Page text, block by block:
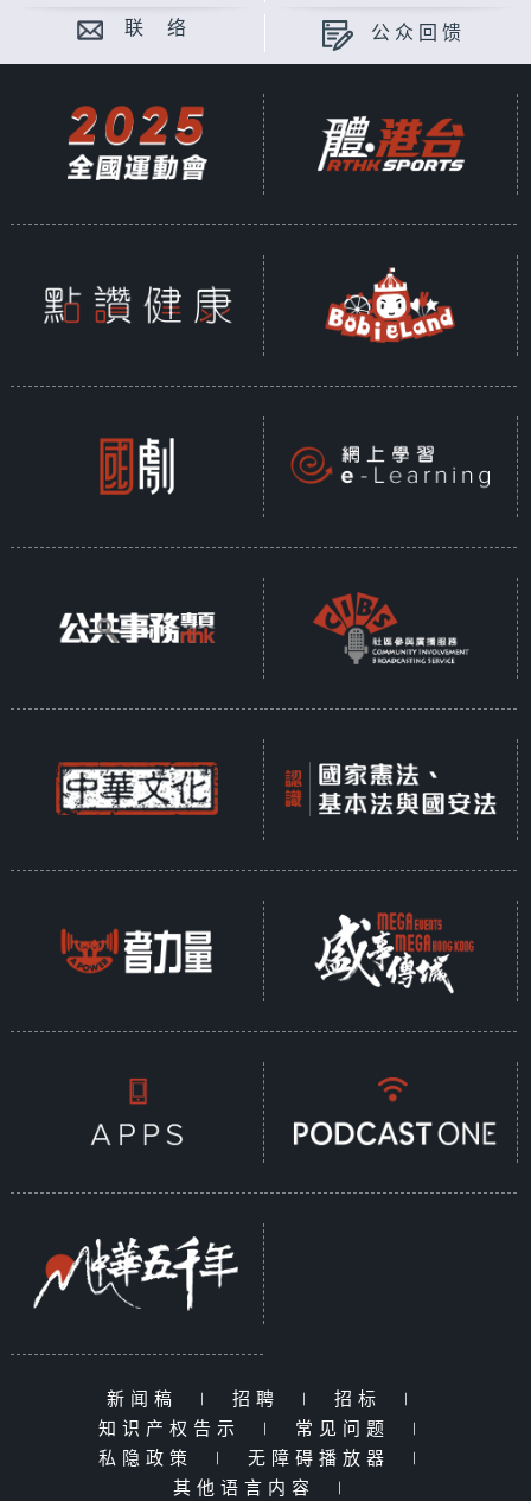
联 络 公众回馈
新闻稿 | 招聘 | 招标
|
知识产权告示
| 常见问题
|
私隐政策
| 无障碍播放器
|
其他语言内容
|